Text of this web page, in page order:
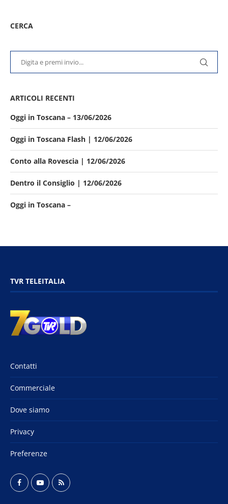
CERCA
ARTICOLI RECENTI
Oggi in Toscana – 13/06/2026
Oggi in Toscana Flash | 12/06/2026
Conto alla Rovescia | 12/06/2026
Dentro il Consiglio | 12/06/2026
Oggi in Toscana –
TVR TELEITALIA
Contatti
Commerciale
Dove siamo
Privacy
Preferenze